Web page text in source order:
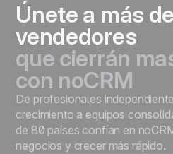
Únete a más
vendedores
que cierrán
con noCRM
De profesionales
crecimiento a equipos
de 80 países confían en
negocios y crecer más rápido.